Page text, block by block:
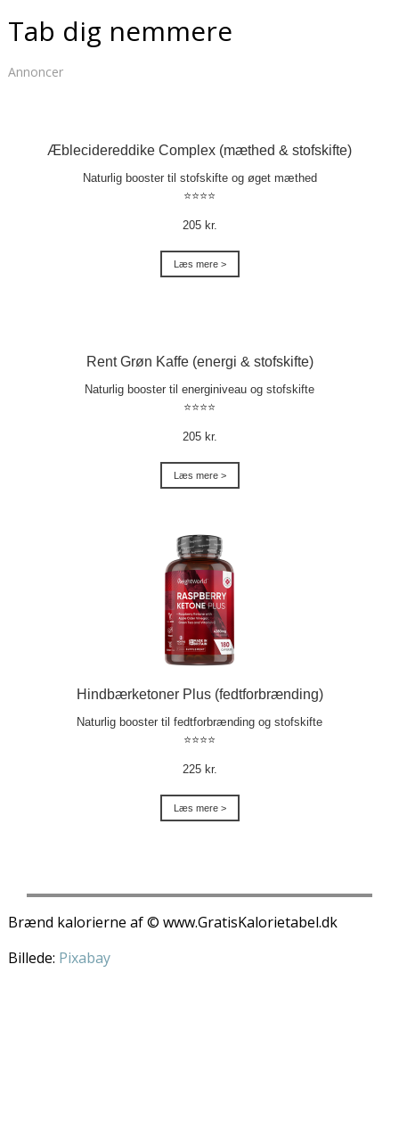
Tab dig nemmere
Annoncer
Æblecidereddike Complex (mæthed & stofskifte)
Naturlig booster til stofskifte og øget mæthed
⭐⭐⭐⭐
205 kr.
Læs mere >
Rent Grøn Kaffe (energi & stofskifte)
Naturlig booster til energiniveau og stofskifte
⭐⭐⭐⭐
205 kr.
Læs mere >
Hindbærketoner Plus (fedtforbrænding)
Naturlig booster til fedtforbrænding og stofskifte
⭐⭐⭐⭐
225 kr.
Læs mere >
Brænd kalorierne af © www.GratisKalorietabel.dk
Billede: Pixabay